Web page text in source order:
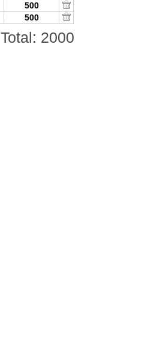
500
500
Total: 2000